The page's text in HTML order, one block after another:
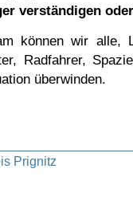
verständigen
können wir alle,
Radfahrer,
überwinden.
Prignitz